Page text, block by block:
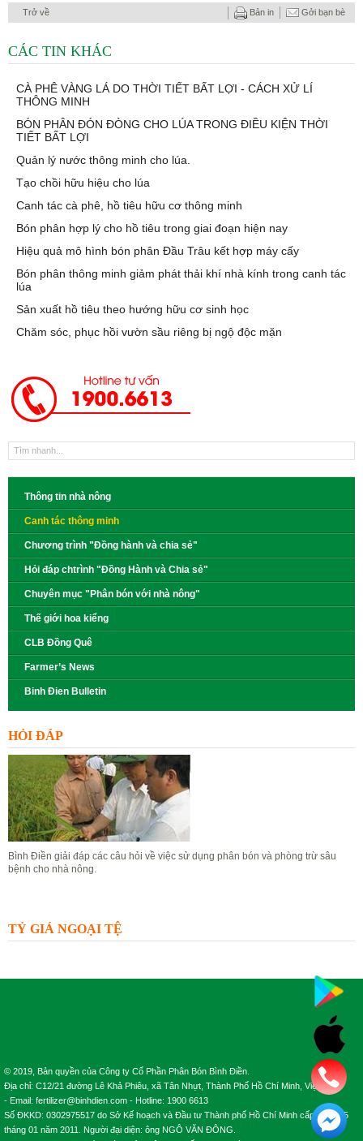
Trở về Gởi bạn bè
Bản in
CÁC TIN KHÁC
CÀ PHÊ VÀNG LÁ DO THỜI TIẾT BẤT LỢI - CÁCH XỬ LÍ
THÔNG MINH
BÓN PHÂN ĐÓN ĐÒNG CHO LÚA TRONG ĐIỀU KIỆN THỜI
TIẾT BẤT LỢI
Quản lý nước thông minh cho lúa.
Tạo chồi hữu hiệu cho lúa
Canh tác cà phê, hồ tiêu hữu cơ thông minh
Bón phân hợp lý cho hồ tiêu trong giai đoạn hiện nay
Hiệu quả mô hình bón phân Đầu Trâu kết hợp máy cấy
Bón phân thông minh giảm phát thải khí nhà kính trong canh tác
lúa
Sản xuất hồ tiêu theo hướng hữu cơ sinh học
Chăm sóc, phục hồi vườn sầu riêng bị ngộ độc mặn
Thông tin nhà nông
Canh tác thông minh
Chương trình "Đồng hành và chia sẻ"
Hỏi đáp chtrình "Đồng Hành và Chia sẻ"
Chuyên mục "Phân bón với nhà nông"
Thế giới hoa kiểng
CLB Đồng Quê
Farmer’s News
Binh Đien Bulletin
HỎI ĐÁP
Bình Điền giải đáp các câu hỏi về việc sử dụng phân bón và phòng trừ sâu
bệnh cho nhà nông.
TỶ GIÁ NGOẠI TỆ
© 2019, Bản quyền của Công ty Cổ Phần Phân Bón Bình Điền.
Địa chỉ: C12/21 đường Lê Khả Phiêu, xã Tân Nhựt, Thành Phố Hồ Chí Minh, Việt Nam.
- Email: fertilizer@binhdien.com - Hotline: 1900 6613
Số ĐKKD: 0302975517 do Sở Kế hoạch và Đầu tư Thành phố Hồ Chí Minh cấp ngày 25
tháng 01 năm 2011. Người đại diện: ông NGÔ VĂN ĐÔNG.